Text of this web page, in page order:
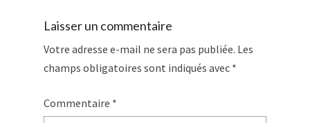
Laisser un commentaire
Votre adresse e-mail ne sera pas publiée. Les
champs obligatoires sont indiqués avec *
Commentaire *